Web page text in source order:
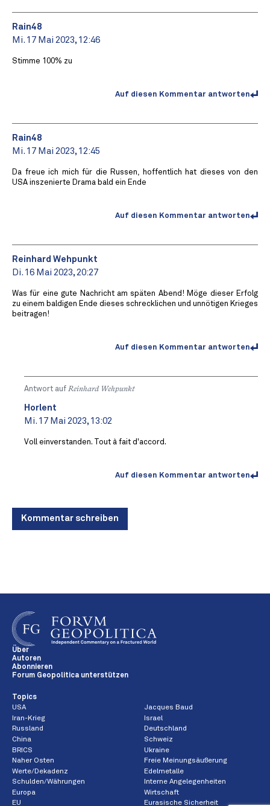
Rain48
Mi. 17 Mai 2023, 12:46
Stimme 100% zu
Auf diesen Kommentar antworten
Rain48
Mi. 17 Mai 2023, 12:45
Da freue ich mich für die Russen, hoffentlich hat dieses von den
USA inszenierte Drama bald ein Ende
Auf diesen Kommentar antworten
Reinhard Wehpunkt
Di. 16 Mai 2023, 20:27
Was für eine gute Nachricht am späten Abend! Möge dieser Erfolg
zu einem baldigen Ende dieses schrecklichen und unnötigen Krieges
beitragen!
Auf diesen Kommentar antworten
Antwort auf Reinhard Wehpunkt
Horlent
Mi. 17 Mai 2023, 13:02
Voll einverstanden. Tout à fait d'accord.
Auf diesen Kommentar antworten
Kommentar schreiben
Über
Autoren
Abonnieren
Forum Geopolitica unterstützen
Topics
USA
Jacques Baud
Iran-Krieg
Israel
Russland
Deutschland
China
Schweiz
BRICS
Ukraine
Naher Osten
Freie Meinungsäußerung
Werte/Dekadenz
Edelmetalle
Schulden/Währungen
Interne Angelegenheiten
Europa
Wirtschaft
EU
Eurasische Sicherheit